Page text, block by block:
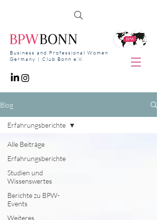
Business and Professional Women
Germany | Club Bonn e.V.
Blog
Alle Beiträge
Erfahrungsberichte
Studien und
Wissenswertes
Berichte zu BPW-
Events
Weiteres
Erfahrungsberichte